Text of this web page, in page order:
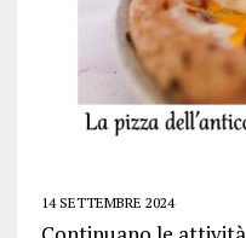
14 SETTEMBRE 2024